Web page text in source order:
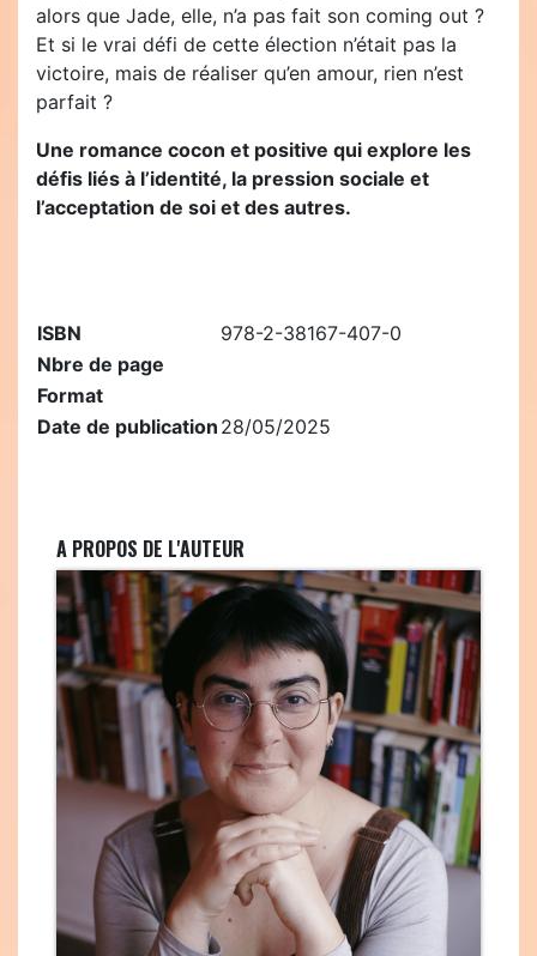
alors que Jade, elle, n’a pas fait son coming out ?
Et si le vrai défi de cette élection n’était pas la
victoire, mais de réaliser qu’en amour, rien n’est
parfait ?
Une romance cocon et positive qui explore les
défis liés à l’identité, la pression sociale et
l’acceptation de soi et des autres.
ISBN
978-2-38167-407-0
Nbre de page
Format
Date de publication 28/05/2025
A PROPOS DE L'AUTEUR